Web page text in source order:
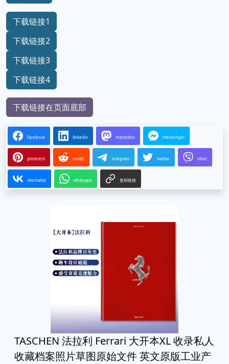
下载链接1
下载链接2
下载链接3
下载链接4
下载链接在页面底部
facebook linkedin mastodon messenger
pinterest reddit telegram twitter viber
vkontakte whatsapp 复制链接
TASCHEN 法拉利 Ferrari 大开本XL 收录私人
收藏档案照片草图原始文件 英文原版工业产